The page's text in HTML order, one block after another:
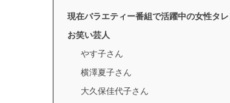
現在バラエティー番組で活躍中の女性タ
お笑い芸人
やす子さん
横澤夏子さん
大久保佳代子さん